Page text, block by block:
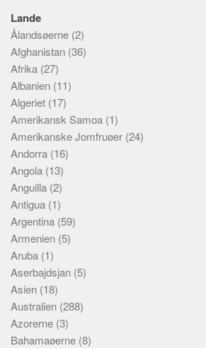
Lande
Ålandsøerne (2)
Afghanistan (36)
Afrika (27)
Albanien (11)
Algeriet (17)
Amerikansk Samoa (1)
Amerikanske Jomfruøer (24)
Andorra (16)
Angola (13)
Anguilla (2)
Antigua (1)
Argentina (59)
Armenien (5)
Aruba (1)
Aserbajdsjan (5)
Asien (18)
Australien (288)
Azorerne (3)
Bahamaøerne (8)